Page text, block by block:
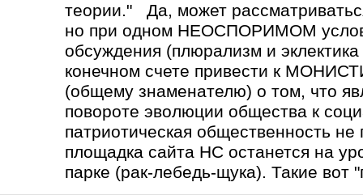
теории." Да, может
но при одном НЕОСПОРИМОМ
обсуждения (плюрализм и
конечном счете привести к
(общему знаменателю) о том, что
повороте эволюции общества к
патриотическая общественность не
площадка сайта НС останется на
парке (рак-лебедь-щука). Такие вот